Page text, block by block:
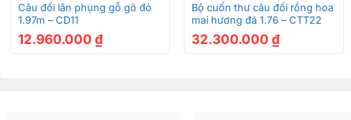
Câu đối lân phụng gỗ gõ đỏ
1.97m – CD11
12.960.000 ₫
Bộ cuốn thư câu đối rồng hoa
mai hương đá 1.76 – CTT22
32.300.000₫